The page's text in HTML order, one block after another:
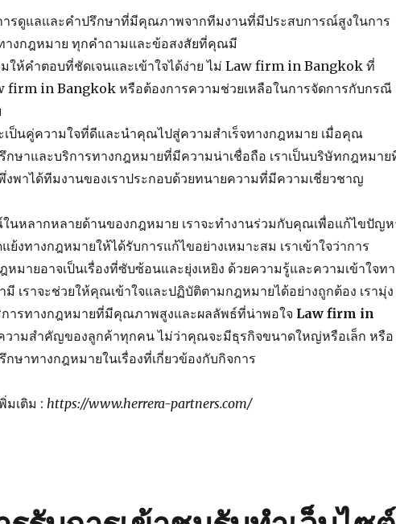
รดูแลและคำปรึกษาที่มีคุณภาพจากทีมงานที่มีประสบการณ์สูงในการ
งกฎหมาย ทุกคำถามและข้อสงสัยที่คุณมี
มให้คำตอบที่ชัดเจนและเข้าใจได้ง่าย ไม่ Law firm in Bangkok ที่
firm in Bangkok หรือต้องการความช่วยเหลือในการจัดการกับกรณี
เป็นคู่ความใจที่ดีและนำคุณไปสู่ความสำเร็จทางกฎหมาย เมื่อคุณ
กษาและบริการทางกฎหมายที่มีความน่าเชื่อถือ เราเป็นบริษัทกฎหมาย
พาได้ทีมงานของเราประกอบด้วยทนายความที่มีความเชี่ยวชาญ
นหลากหลายด้านของกฎหมาย เราจะทำงานร่วมกับคุณเพื่อแก้ไขปัญ
ย้งทางกฎหมายให้ได้รับการแก้ไขอย่างเหมาะสม เราเข้าใจว่าการ
หมายอาจเป็นเรื่องที่ซับซ้อนและยุ่งเหยิง ด้วยความรู้และความเข้าใจท
มี เราจะช่วยให้คุณเข้าใจและปฏิบัติตามกฎหมายได้อย่างถูกต้อง เรามุ่ง
ารทางกฎหมายที่มีคุณภาพสูงและผลลัพธ์ที่น่าพอใจ Law firm in
วามสำคัญของลูกค้าทุกคน ไม่ว่าคุณจะมีธุรกิจขนาดใหญ่หรือเล็ก หรือ
กษาทางกฎหมายในเรื่องที่เกี่ยวข้องกับกิจการ
มเติม : https://www.herrera-partners.com/